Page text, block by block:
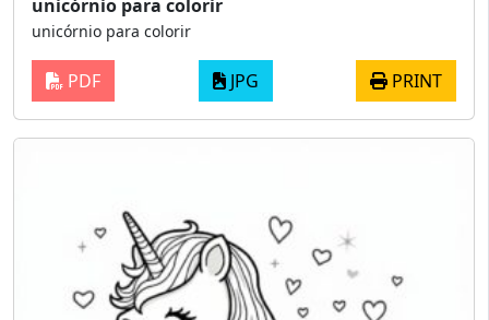
unicórnio para colorir
unicórnio para colorir
PDF JPG PRINT